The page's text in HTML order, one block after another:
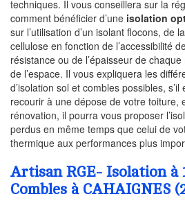
techniques. Il vous conseillera sur la
comment bénéficier d’une isolation
sur l’utilisation d’un isolant flocons, de
cellulose en fonction de l’accessibilité
résistance ou de l’épaisseur de
de l’espace. Il vous expliquera les
d’isolation sol et combles possibles,
recourir à une dépose de votre toiture,
rénovation, il pourra vous proposer
perdus en même temps que celui de
thermique aux performances plus
Artisan RGE- Isolation à
Combles à CAHAIGNES